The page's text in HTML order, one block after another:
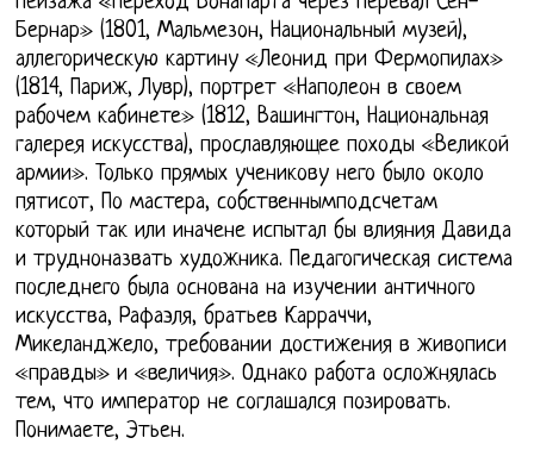
Бернар» (1801, Мальмезон, Национальный музей),
аллегорическую картину «Леонид при Фермопилах»
(1814, Париж, Лувр), портрет «Наполеон в своем
рабочем кабинете» (1812, Вашингтон, Национальная
галерея искусства), прославляющее походы «Великой
армии». Только прямых ученикову него было около
пятисот, По мастера, собственнымподсчетам
который так или иначене испытал бы влияния Давида
и трудноназвать художника. Педагогическая система
последнего была основана на изучении античного
искусства, Рафаэля, братьев Карраччи,
Микеланджело, требовании достижения в живописи
«правды» и «величия». Однако работа осложнялась
тем, что император не соглашался позировать.
Понимаете, Этьен.